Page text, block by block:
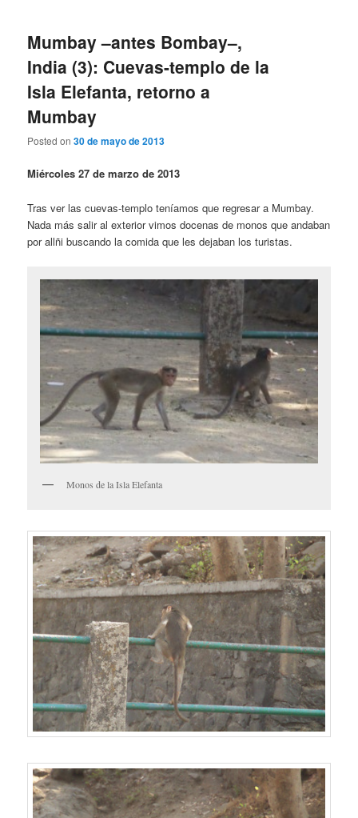
Mumbay –antes Bombay–,
India (3): Cuevas-templo de la
Isla Elefanta, retorno a
Mumbay
Posted on30 de mayo de 2013
Miércoles 27 de marzo de 2013
Tras ver las cuevas-templo teníamos que regresar a Mumbay.
Nada más salir al exterior vimos docenas de monos que andaban
por allñi buscando la comida que les dejaban los turistas.
Monos de la Isla Elefanta